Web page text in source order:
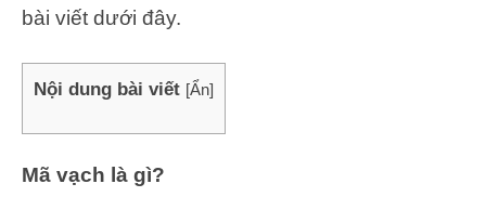
bài viết dưới đây.
Nội dung bài viết [Ẩn]
Mã vạch là gì?